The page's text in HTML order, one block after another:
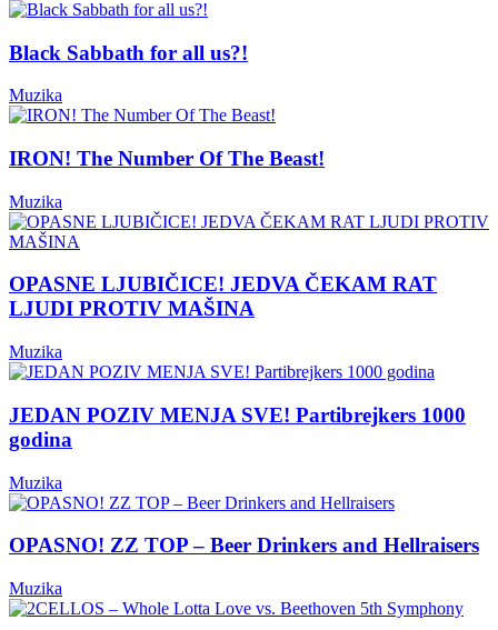
Black Sabbath for all us?!
Muzika
IRON! The Number Of The Beast!
Muzika
OPASNE LJUBIČICE! JEDVA ČEKAM RAT
LJUDI PROTIV MAŠINA
Muzika
JEDAN POZIV MENJA SVE! Partibrejkers 1000
godina
Muzika
OPASNO! ZZ TOP – Beer Drinkers and Hellraisers
Muzika